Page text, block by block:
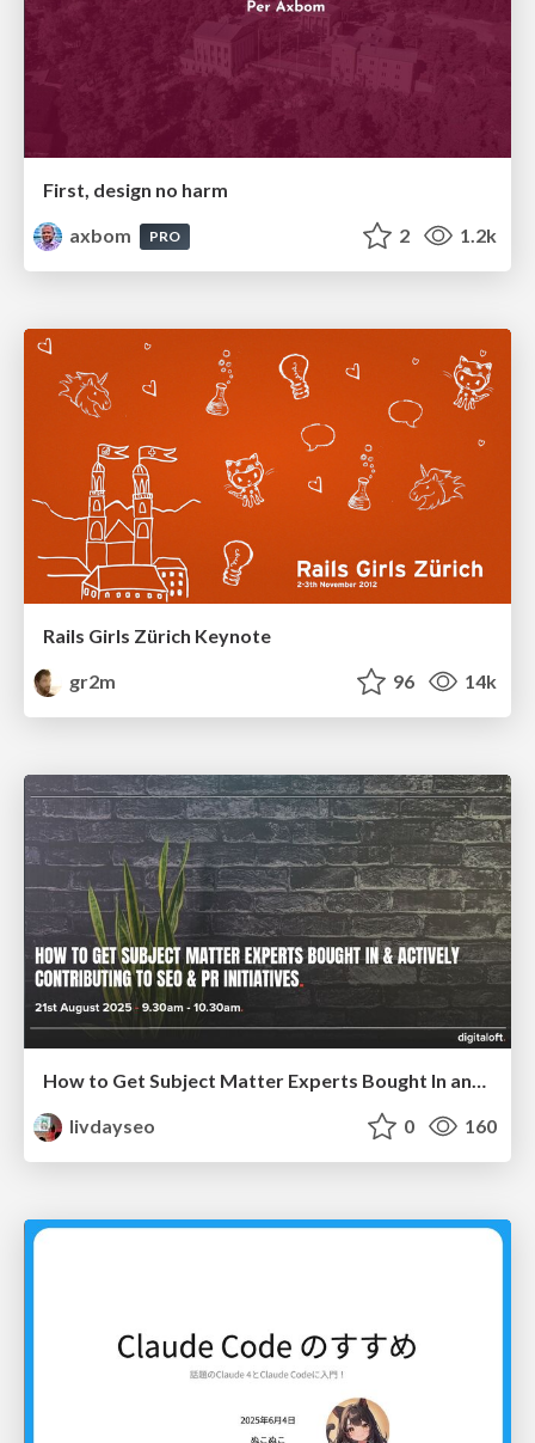
First, design no harm
axbom
PRO 2 1.2k
Rails Girls Zürich Keynote
gr2m
96 14k
How to Get Subject Matter Experts Bought In and Actively Contributing to SEO & PR Initiatives.
livdayseo
0 160